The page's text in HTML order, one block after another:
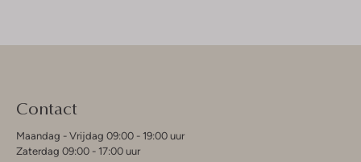
Contact
Maandag - Vrijdag 09:00 - 19:00 uur
Zaterdag 09:00 - 17:00 uur